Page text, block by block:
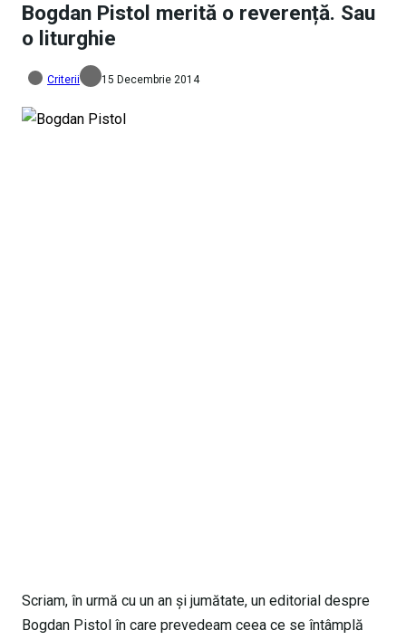
Bogdan Pistol merită o reverență. Sau
o liturghie
Criterii 15 Decembrie 2014
Scriam, în urmă cu un an şi jumătate, un editorial despre
Bogdan Pistol în care prevedeam ceea ce se întâmplă